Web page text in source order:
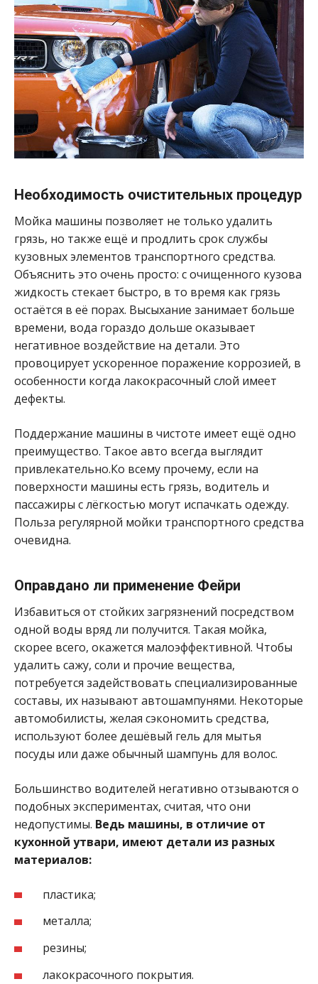
Необходимость очистительных процедур
Мойка машины позволяет не только удалить
грязь, но также ещё и продлить срок службы
кузовных элементов транспортного средства.
Объяснить это очень просто: с очищенного кузова
жидкость стекает быстро, в то время как грязь
остаётся в её порах. Высыхание занимает больше
времени, вода гораздо дольше оказывает
негативное воздействие на детали. Это
провоцирует ускоренное поражение коррозией, в
особенности когда лакокрасочный слой имеет
дефекты.
Поддержание машины в чистоте имеет ещё одно
преимущество. Такое авто всегда выглядит
привлекательно.Ко всему прочему, если на
поверхности машины есть грязь, водитель и
пассажиры с лёгкостью могут испачкать одежду.
Польза регулярной мойки транспортного средства
очевидна.
Оправдано ли применение Фейри
Избавиться от стойких загрязнений посредством
одной воды вряд ли получится. Такая мойка,
скорее всего, окажется малоэффективной. Чтобы
удалить сажу, соли и прочие вещества,
потребуется задействовать специализированные
составы, их называют автошампунями. Некоторые
автомобилисты, желая сэкономить средства,
используют более дешёвый гель для мытья
посуды или даже обычный шампунь для волос.
Большинство водителей негативно отзываются о
подобных экспериментах, считая, что они
недопустимы. Ведь машины, в отличие от
кухонной утвари, имеют детали из разных
материалов:
пластика;
металла;
резины;
лакокрасочного покрытия.